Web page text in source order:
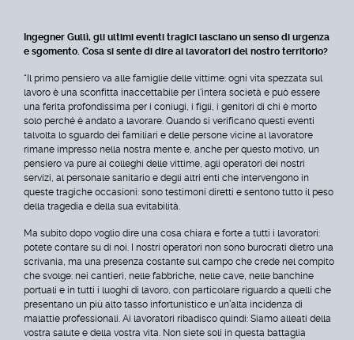
Ingegner Gullì, gli ultimi eventi tragici lasciano un senso di urgenza
e sgomento. Cosa si sente di dire ai lavoratori del nostro territorio?
“Il primo pensiero va alle famiglie delle vittime: ogni vita spezzata sul
lavoro è una sconfitta inaccettabile per l'intera società e può essere
una ferita profondissima per i coniugi, i figli, i genitori di chi è morto
solo perché è andato a lavorare. Quando si verificano questi eventi
talvolta lo sguardo dei familiari e delle persone vicine al lavoratore
rimane impresso nella nostra mente e, anche per questo motivo, un
pensiero va pure ai colleghi delle vittime, agli operatori dei nostri
servizi, al personale sanitario e degli altri enti che intervengono in
queste tragiche occasioni: sono testimoni diretti e sentono tutto il peso
della tragedia e della sua evitabilità.
Ma subito dopo voglio dire una cosa chiara e forte a tutti i lavoratori:
potete contare su di noi. I nostri operatori non sono burocrati dietro una
scrivania, ma una presenza costante sul campo che crede nel compito
che svolge: nei cantieri, nelle fabbriche, nelle cave, nelle banchine
portuali e in tutti i luoghi di lavoro, con particolare riguardo a quelli che
presentano un più alto tasso infortunistico e un’alta incidenza di
malattie professionali. Ai lavoratori ribadisco quindi: Siamo alleati della
vostra salute e della vostra vita. Non siete soli in questa battaglia